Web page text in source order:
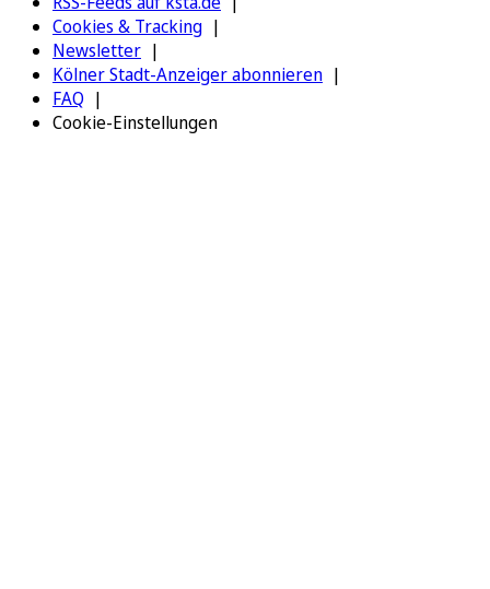
Cookies & Tracking
Newsletter
Kölner Stadt-Anzeiger abonnieren
FAQ
Cookie-Einstellungen